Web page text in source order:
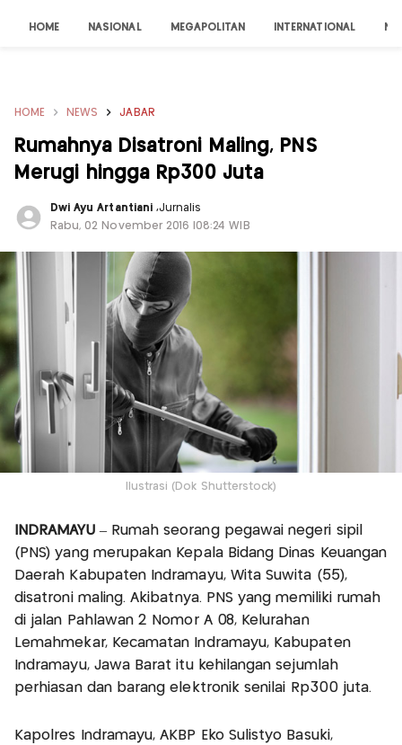
HOME NASIONAL MEGAPOLITAN INTERNATIONAL
HOME NEWS JABAR
Rumahnya Disatroni Maling, PNS
Merugi hingga Rp300 Juta
Dwi Ayu Artantiani ,Jurnalis
Rabu, 02 November 2016 |08:24 WIB
Ilustrasi (Dok Shutterstock)
INDRAMAYU– Rumah seorang pegawai negeri sipil
(PNS) yang merupakan Kepala Bidang Dinas Keuangan
Daerah Kabupaten Indramayu, Wita Suwita (55),
disatroni maling. Akibatnya. PNS yang memiliki rumah
di jalan Pahlawan 2 Nomor A 08, Kelurahan
Lemahmekar, Kecamatan Indramayu, Kabupaten
Indramayu, Jawa Barat itu kehilangan sejumlah
perhiasan dan barang elektronik senilai Rp300 juta.
Kapolres Indramayu, AKBP Eko Sulistyo Basuki,